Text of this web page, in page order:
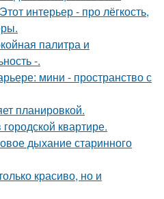
интерьер - про лёгкость,
палитра и
-.
мини - пространство с
планировкой.
квартире.
дыхание старинного
красиво, но и